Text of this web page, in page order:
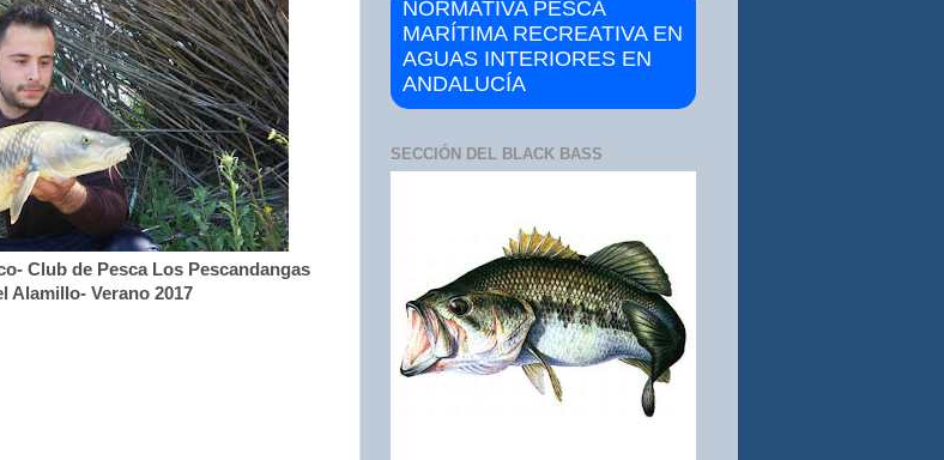
Club de Pesca Los Pescandangas
Alamillo- Verano 2017
NORMATIVA PESCA
MARÍTIMA RECREATIVA EN
AGUAS INTERIORES EN
ANDALUCÍA
SECCIÓN DEL BLACK BASS